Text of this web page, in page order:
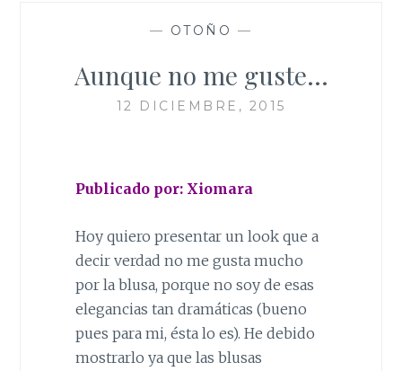
— OTOÑO —
Aunque no me guste…
12 DICIEMBRE, 2015
Publicado por: Xiomara
Hoy quiero presentar un look que a
decir verdad no me gusta mucho
por la blusa, porque no soy de esas
elegancias tan dramáticas (bueno
pues para mi, ésta lo es). He debido
mostrarlo ya que las blusas